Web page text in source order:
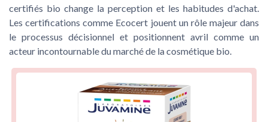
certifiés bio change la perception et les habitudes d'achat.
Les certifications comme Ecocert jouent un rôle majeur dans
le processus décisionnel et positionnent avril comme un
acteur incontournable du marché de lacosmétique bio.